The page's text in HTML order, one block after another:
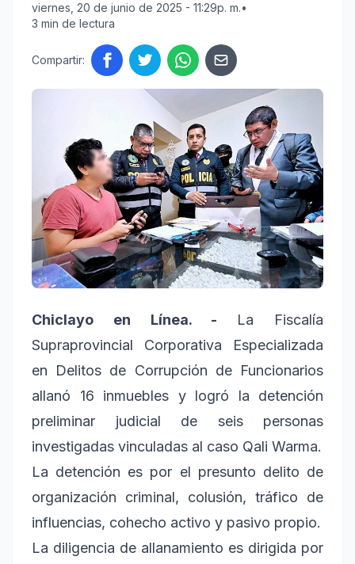
viernes, 20 de junio de 2025 - 11:29p. m.•
3 min de lectura
Compartir:
Chiclayo en Línea. - La Fiscalía
Supraprovincial Corporativa Especializada
en Delitos de Corrupción de Funcionarios
allanó 16 inmuebles y logró la detención
preliminar judicial de seis personas
investigadas vinculadas al caso Qali Warma.
La detención es por el presunto delito de
organización criminal, colusión, tráfico de
influencias, cohecho activo y pasivo propio.
La diligencia de allanamiento es dirigida por